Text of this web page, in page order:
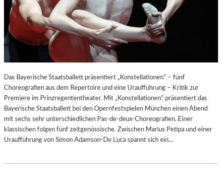
Das Bayerische Staatsballett präsentiert „Konstellationen“ – fünf
Choreografien aus dem Repertoire und eine Uraufführung – Kritik zur
Premiere im Prinzregententheater. Mit „Konstellationen“ präsentiert das
Bayerische Staatsballett bei den Opernfestspielen München einen Abend
mit sechs sehr unterschiedlichen Pas-de-deux-Choreografien. Einer
klassischen folgen fünf zeitgenössische. Zwischen Marius Petipa und einer
Uraufführung von Simon Adamson-De Luca spannt sich ein…